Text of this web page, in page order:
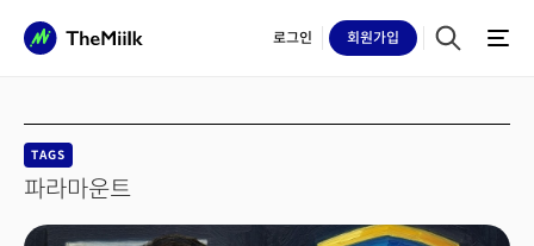
로그인 회원가입
TAGS
파라마운트